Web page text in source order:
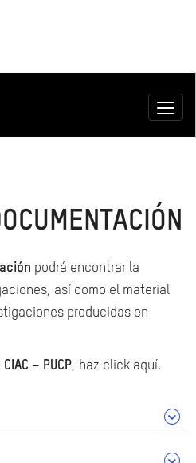
podrá encontrar la
así como el material
producidas en
– PUCP, haz click aquí.